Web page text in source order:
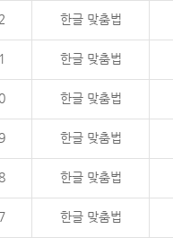
한글 맞춤법
한글 맞춤법
한글 맞춤법
한글 맞춤법
한글 맞춤법
한글 맞춤법